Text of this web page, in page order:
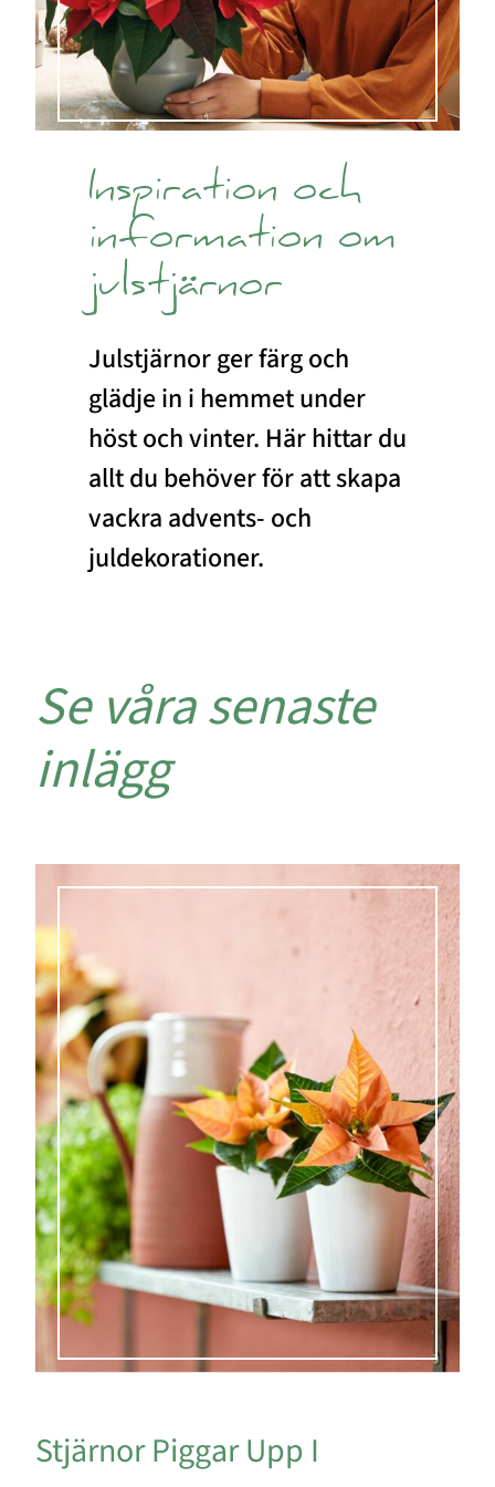
Inspiration och
information om
julstjärnor
Julstjärnor ger färg och
glädje in i hemmet under
höst och vinter. Här hittar du
allt du behöver för att skapa
vackra advents- och
juldekorationer.
Se våra senaste
inlägg
Stjärnor Piggar Upp I